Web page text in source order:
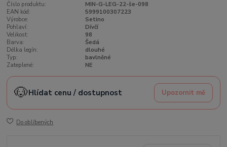
Číslo produktu:
MIN-G-LEG-22-še-098
EAN kód:
5999100307223
Výrobce:
Setino
Pohlaví:
Dívčí
Velikost:
98
Barva:
Šedá
Délka legín:
dlouhé
Typ:
bavlněné
Zateplené:
NE
🐶Hlídat cenu / dostupnost Upozornit mě
Do oblíbených